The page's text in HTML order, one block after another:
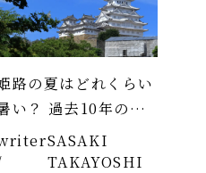
路の夏はどれくらい
い？ 過去10年のデ
タよりSASAKI
TAKAYOSHI